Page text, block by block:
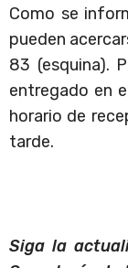
Como se
pueden
83 (esquina).
entregado en
horario de
tarde.
Siga la